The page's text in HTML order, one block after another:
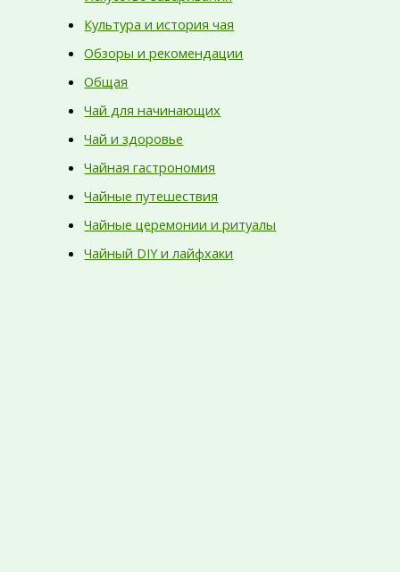
Культура и история чая
Обзоры и рекомендации
Общая
Чай для начинающих
Чай и здоровье
Чайная гастрономия
Чайные путешествия
Чайные церемонии и ритуалы
Чайный DIY и лайфхаки